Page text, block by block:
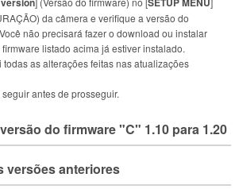
da câmera e verifique a versão do
não precisará fazer o download ou instalar
listado acima já estiver instalado.
todas as alterações feitas nas atualizações
antes de prosseguir.
do firmware "C" 1.10 para 1.20
versões anteriores